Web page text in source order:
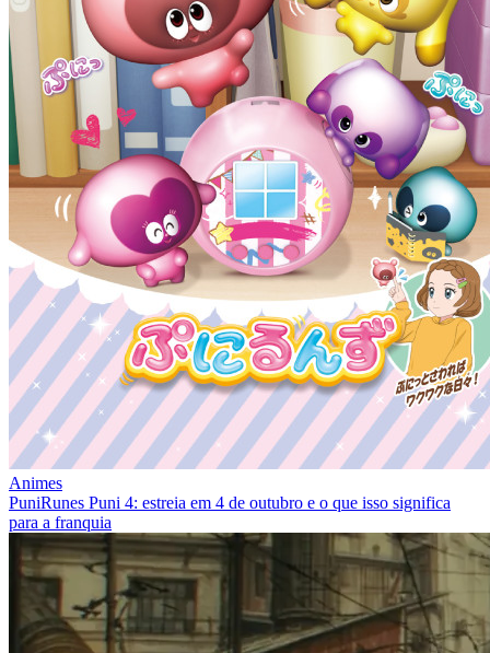
Animes
PuniRunes Puni 4: estreia em 4 de outubro e o que isso significa
para a franquia